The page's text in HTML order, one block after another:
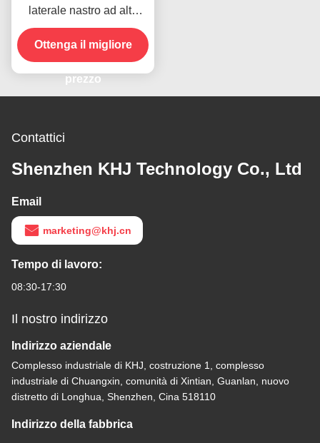
laterale nastro ad alta
temperatura per il
prodotto in magazzino
Ottenga il migliore
prezzo
Contattici
Shenzhen KHJ Technology Co., Ltd
Email
marketing@khj.cn
Tempo di lavoro:
08:30-17:30
Il nostro indirizzo
Indirizzo aziendale
Complesso industriale di KHJ, costruzione 1, complesso
industriale di Chuangxin, comunità di Xintian, Guanlan, nuovo
distretto di Longhua, Shenzhen, Cina 518110
Indirizzo della fabbrica